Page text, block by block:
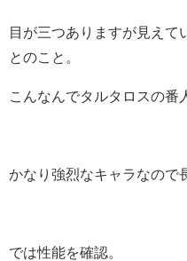
目が三つありますが見えて
とのこと。
こんなんでタルタロスの番
かなり強烈なキャラなので
では性能を確認。